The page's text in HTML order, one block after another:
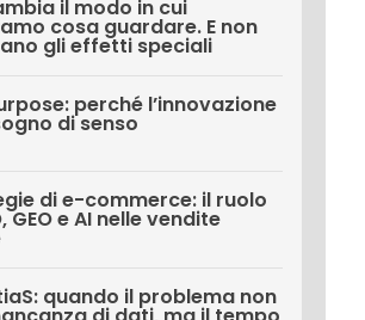
il modo in cui
cosa guardare. E non
gli effetti speciali
perché l’innovazione
di senso
di e-commerce: il ruolo
GEO e AI nelle vendite
quando il problema non